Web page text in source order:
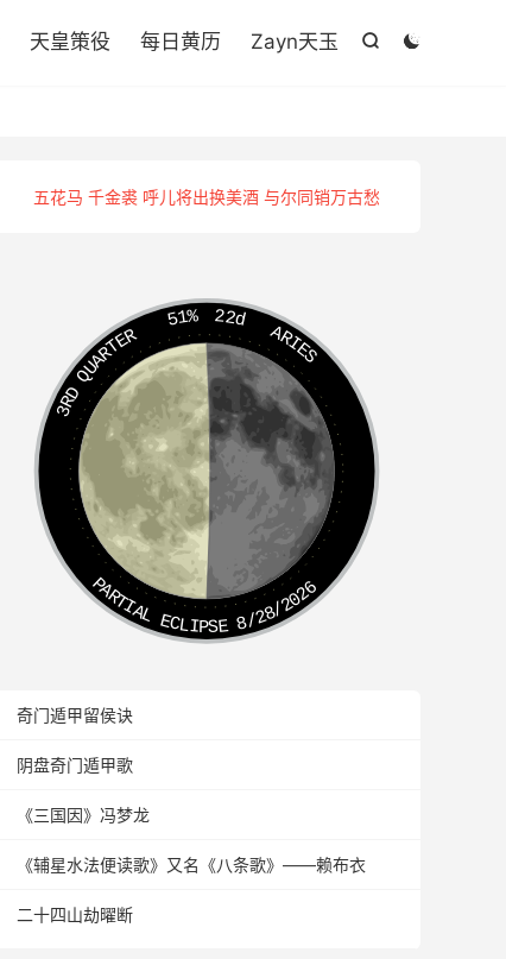


天皇策役 每日黄历 Zayn天玉
五花马 千金裘 呼儿将出换美酒 与尔同销万古愁
51% 22d
ARIES
3RD QUARTER
PARTIAL ECLIPSE 8/28/2026
奇门遁甲留侯诀
阴盘奇门遁甲歌
《三国因》冯梦龙
《辅星水法便读歌》又名《八条歌》——赖布衣
二十四山劫曜断